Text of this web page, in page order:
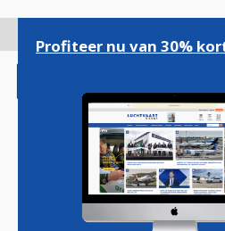
gaan
Magazine
Profiteer nu van 30%